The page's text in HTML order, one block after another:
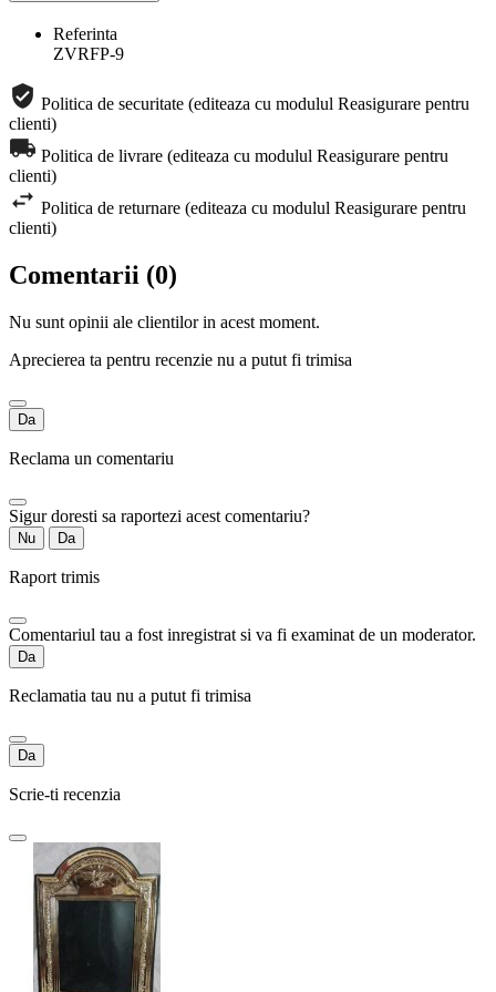
Referinta
ZVRFP-9
Politica de securitate (editeaza cu modulul Reasigurare pentru
clienti)
Politica de livrare (editeaza cu modulul Reasigurare pentru
clienti)
Politica de returnare (editeaza cu modulul Reasigurare pentru
clienti)
Comentarii (0)
Nu sunt opinii ale clientilor in acest moment.
Aprecierea ta pentru recenzie nu a putut fi trimisa
Da
Reclama un comentariu
Sigur doresti sa raportezi acest comentariu?
Nu Da
Raport trimis
Comentariul tau a fost inregistrat si va fi examinat de un moderator.
Da
Reclamatia tau nu a putut fi trimisa
Da
Scrie-ti recenzia